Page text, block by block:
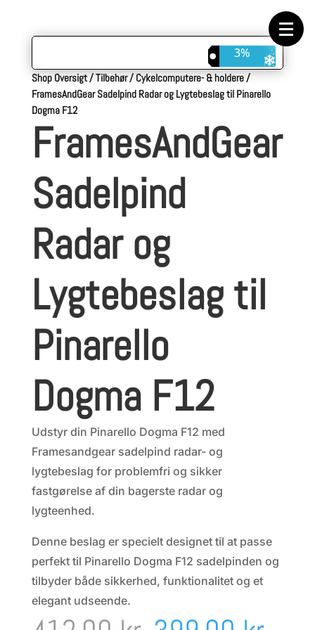
Geargrupper
Komponenter
Wattmålere
3%
Shop Oversigt/Tilbehør/Cykelcomputere- & holdere/
FramesAndGear Sadelpind Radar og Lygtebeslag til Pinarello
Dogma F12
FramesAndGear
Sadelpind
Radar og
Lygtebeslag til
Pinarello
Dogma F12
Udstyr din Pinarello Dogma F12 med
Framesandgear sadelpind radar- og
lygtebeslag for problemfri og sikker
fastgørelse af din bagerste radar og
lygteenhed.
Denne beslag er specielt designet til at passe
perfekt til Pinarello Dogma F12 sadelpinden og
tilbyder både sikkerhed, funktionalitet og et
elegant udseende.